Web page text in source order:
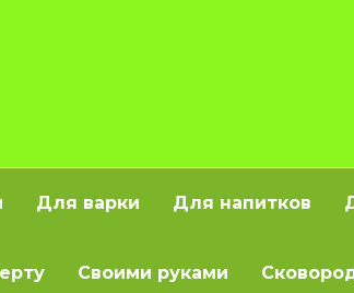
Для варки Для напитков
Своими руками